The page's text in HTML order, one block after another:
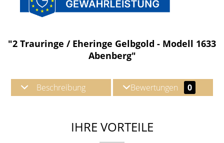
"2 Trauringe / Eheringe Gelbgold - Modell 1633
Abenberg"
Beschreibung Bewertungen 0
IHRE VORTEILE